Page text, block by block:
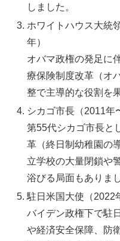
しました。
ホワイトハウス大統
年）
オバマ政権の発足に
療保険制度改革（オ
整で主導的な役割を
シカゴ市長（2011年
第55代シカゴ市長と
革（終日制幼稚園の
立学校の大量閉鎖や
浴びる局面もありま
駐日米国大使（2022
バイデン政権下で駐
や経済安全保障、防